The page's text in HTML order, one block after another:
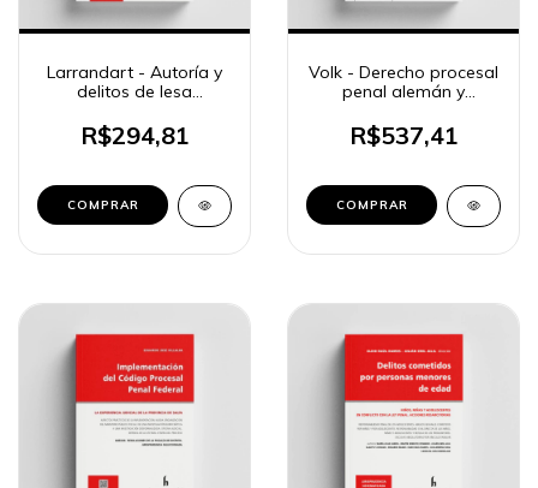
Larrandart - Autoría y
delitos de lesa
R$294,81
COMPRAR
Volk - Derecho procesal
penal alemán y
R$537,41
COMPRAR